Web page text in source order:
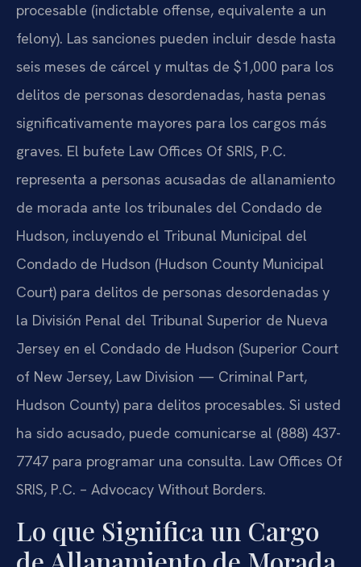
procesable (indictable offense, equivalente a un
felony). Las sanciones pueden incluir desde hasta
seis meses de cárcel y multas de $1,000 para los
delitos de personas desordenadas, hasta penas
significativamente mayores para los cargos más
graves. El bufete Law Offices Of SRIS, P.C.
representa a personas acusadas de allanamiento
de morada ante los tribunales del Condado de
Hudson, incluyendo el Tribunal Municipal del
Condado de Hudson (Hudson County Municipal
Court) para delitos de personas desordenadas y
la División Penal del Tribunal Superior de Nueva
Jersey en el Condado de Hudson (Superior Court
of New Jersey, Law Division — Criminal Part,
Hudson County) para delitos procesables. Si usted
ha sido acusado, puede comunicarse al (888) 437-
7747 para programar una consulta. Law Offices Of
SRIS, P.C. – Advocacy Without Borders.
Lo que Significa un Cargo